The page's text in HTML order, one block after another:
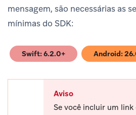
mensagem, são necessárias as
mínimas do SDK:
Swift: 6.2.0+
(opens in new tab) Android:
(opens in
Aviso
Se você incluir um link